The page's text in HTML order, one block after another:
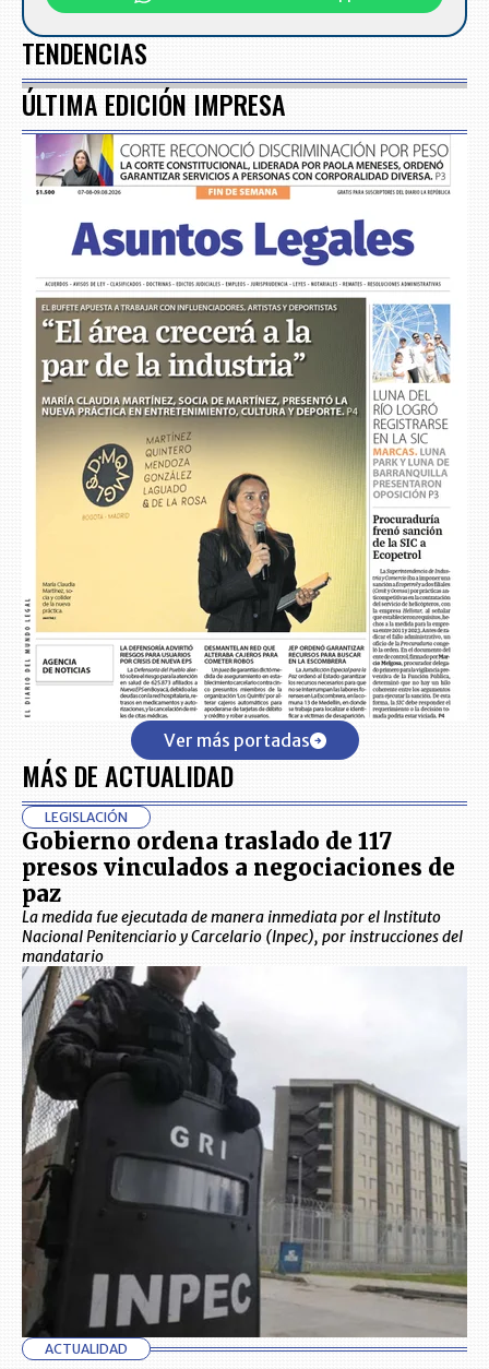
TENDENCIAS
ÚLTIMA EDICIÓN IMPRESA
Ver más portadas
MÁS DE ACTUALIDAD
LEGISLACIÓN
Gobierno ordena traslado de 117
presos vinculados a negociaciones de
paz
La medida fue ejecutada de manera inmediata por el Instituto
Nacional Penitenciario y Carcelario (Inpec), por instrucciones del
mandatario
ACTUALIDAD